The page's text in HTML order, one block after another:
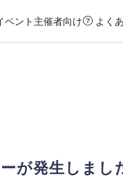
ベント主催者向け よく
が発生しまし